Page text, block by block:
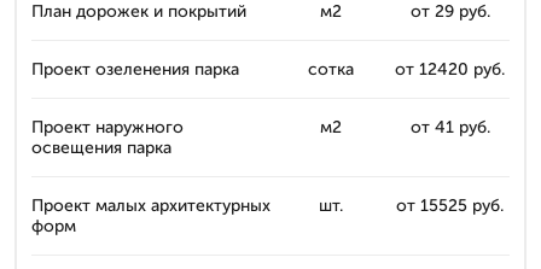
План дорожек и покрытий м2 от 29 руб.
Проект озеленения парка сотка от 12420 руб.
Проект наружного
освещения парка
м2 от 41 руб.
Проект малых архитектурных
форм
шт. от 15525 руб.